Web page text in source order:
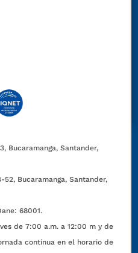
Bucaramanga, Santander,
52, Bucaramanga, Santander,
68001.
de 7:00 a.m. a 12:00 m y de
continua en el horario de